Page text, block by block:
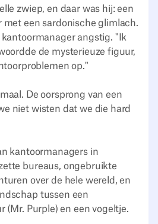
zwiep, en daar was hij: een
met een sardonische glimlach.
angstig. "Ik
de mysterieuze figuur,
op."
De oorsprong van een
niet wisten dat we die hard
kantoormanagers in
bureaus, ongebruikte
over de hele wereld, en
tussen een
(Mr. Purple) en een vogeltje.